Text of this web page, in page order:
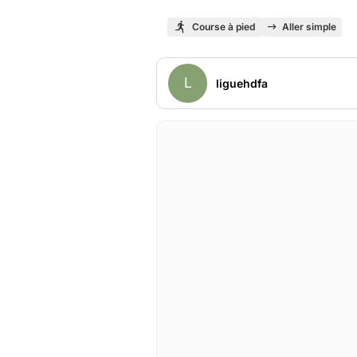
Course à pied Aller simple
L liguehdfa